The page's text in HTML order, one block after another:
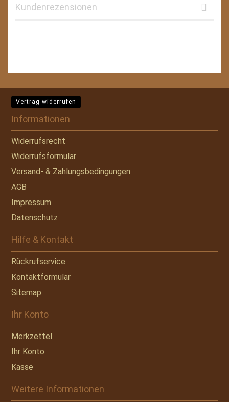
Kundenrezensionen
Vertrag widerrufen
Informationen
Widerrufsrecht
Widerrufsformular
Versand- & Zahlungsbedingungen
AGB
Impressum
Datenschutz
Hilfe & Kontakt
Rückrufservice
Kontaktformular
Sitemap
Ihr Konto
Merkzettel
Ihr Konto
Kasse
Weitere Informationen